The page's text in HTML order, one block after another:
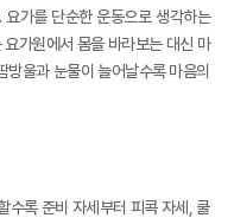
가를 단순한 운동으로 생각하는
가원에서 몸을 바라보는 대신 마
울과 눈물이 늘어날수록 마음의
수록 준비 자세부터 피콕 자세, 쿨